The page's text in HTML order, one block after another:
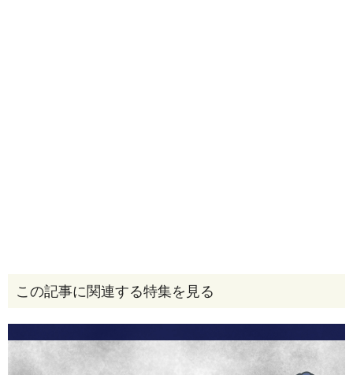
う回答が68.3％に上りました。
「性生活に対する希望をパートナーに伝えたことがあり
ますか」との問いには、61.2％が「ある」と答えていま
この記事に関連する特集を見る